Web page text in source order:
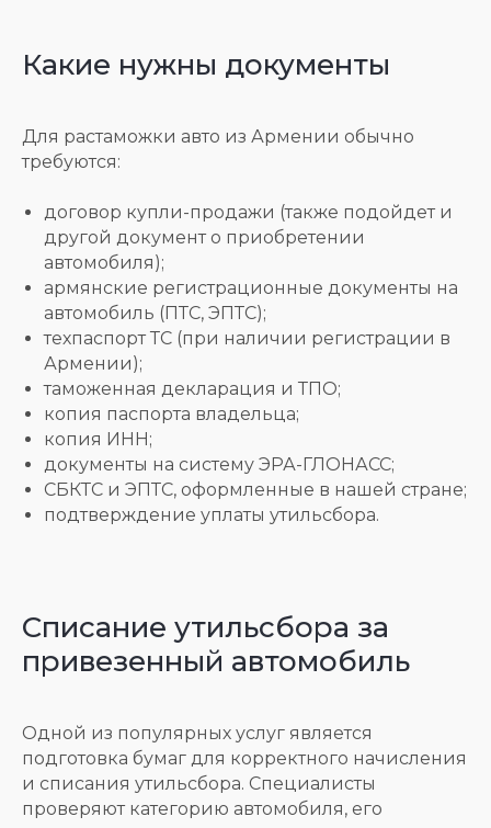
Какие нужны документы
Для растаможки авто из Армении обычно
требуются:
договор купли-продажи (также подойдет и
другой документ о приобретении
автомобиля);
армянские регистрационные документы на
автомобиль (ПТС, ЭПТС);
техпаспорт ТС (при наличии регистрации в
Армении);
таможенная декларация и ТПО;
копия паспорта владельца;
копия ИНН;
документы на систему ЭРА-ГЛОНАСС;
СБКТС и ЭПТС, оформленные в нашей стране;
подтверждение уплаты утильсбора.
Списание утильсбора за
привезенный автомобиль
Одной из популярных услуг является
подготовка бумаг для корректного начисления
и списания утильсбора. Специалисты
проверяют категорию автомобиля, его
Грузовыми автомобилями
Коммерческим
транспортом
Легковыми
автомобилями и
мотоциклами
Почему выбирают
ФТС-Сервис:
Опыт оформления более 37 000